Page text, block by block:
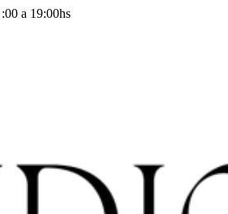
a 19:00hs